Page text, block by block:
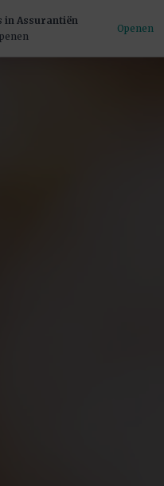
in Assurantiën
Openen